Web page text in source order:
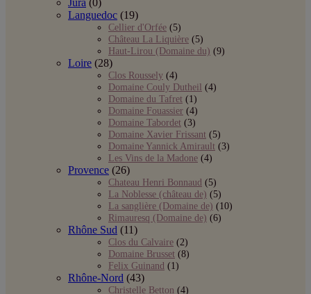
Jura (0)
Languedoc (19)
Cellier d'Orfée (5)
Château La Liquière (5)
Haut-Lirou (Domaine du) (9)
Loire (28)
Clos Roussely (4)
Domaine Couly Dutheil (4)
Domaine du Tafret (1)
Domaine Fouassier (4)
Domaine Tabordet (3)
Domaine Xavier Frissant (5)
Domaine Yannick Amirault (3)
Les Vins de la Madone (4)
Provence (26)
Chateau Henri Bonnaud (5)
La Noblesse (château de) (5)
La sanglière (Domaine de) (10)
Rimauresq (Domaine de) (6)
Rhône Sud (11)
Clos du Calvaire (2)
Domaine Brusset (8)
Felix Guinand (1)
Rhône-Nord (43)
Christelle Betton (4)